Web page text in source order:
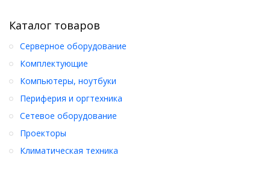
Каталог товаров
Серверное оборудование
Комплектующие
Компьютеры, ноутбуки
Периферия и оргтехника
Сетевое оборудование
Проекторы
Климатическая техника